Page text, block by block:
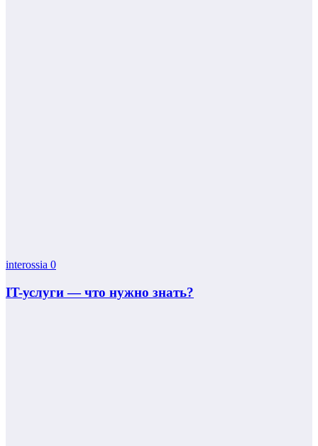
interossia 0
IT-услуги — что нужно знать?